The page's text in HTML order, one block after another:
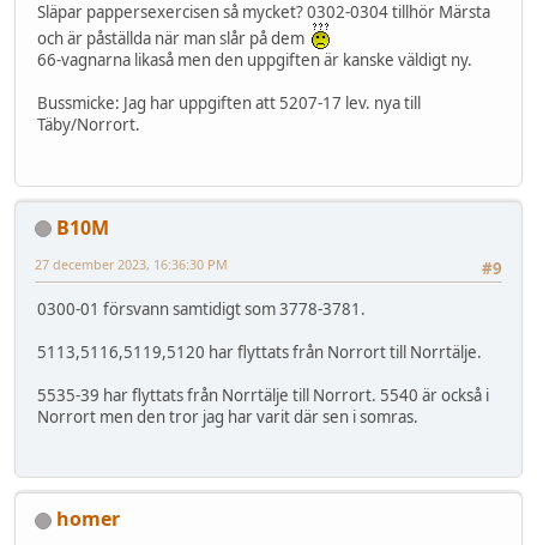
Släpar pappersexercisen så mycket? 0302-0304 tillhör Märsta
och är påställda när man slår på dem
66-vagnarna likaså men den uppgiften är kanske väldigt ny.
Bussmicke: Jag har uppgiften att 5207-17 lev. nya till
Täby/Norrort.
B10M
#9
27 december 2023, 16:36:30 PM
0300-01 försvann samtidigt som 3778-3781.
5113,5116,5119,5120 har flyttats från Norrort till Norrtälje.
5535-39 har flyttats från Norrtälje till Norrort. 5540 är också i
Norrort men den tror jag har varit där sen i somras.
homer